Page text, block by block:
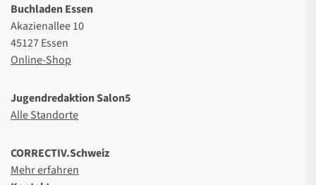
Buchladen Essen
Akazienallee 10
45127 Essen
Online-Shop
Jugendredaktion Salon5
Alle Standorte
CORRECTIV.Schweiz
Mehr erfahren